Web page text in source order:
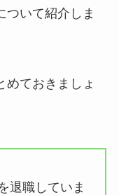
ついて紹介しま
めておきましょ
退職していま